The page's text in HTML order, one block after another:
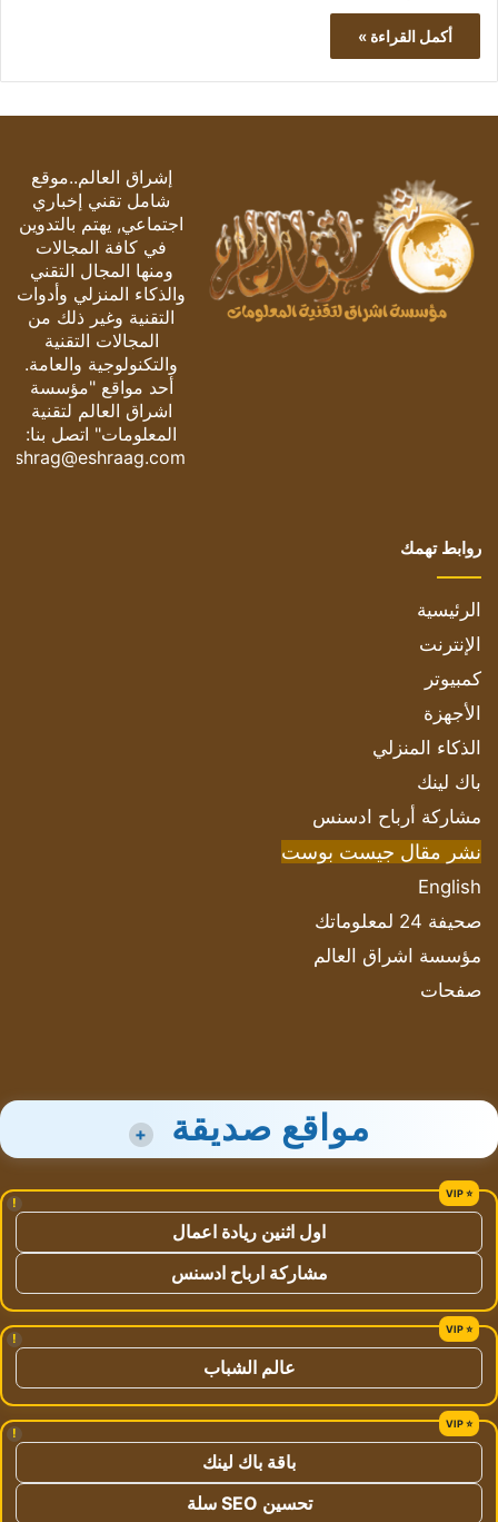
أكمل القراءة »
إشراق العالم..موقع
شامل تقني إخباري
اجتماعي, يهتم بالتدوين
في كافة المجالات
ومنها المجال التقني
والذكاء المنزلي وأدوات
التقنية وغير ذلك من
المجالات التقنية
والتكنولوجية والعامة.
أحد مواقع "مؤسسة
اشراق العالم لتقنية
المعلومات" اتصل بنا:
eshrag@eshraag.com
روابط تهمك
الرئيسية
الإنترنت
كمبيوتر
الأجهزة
الذكاء المنزلي
باك لينك
مشاركة أرباح ادسنس
نشر مقال جيست بوست
English
صحيفة 24 لمعلوماتك
مؤسسة اشراق العالم
صفحات
مواقع صديقة +
!
اول اثنين ريادة اعمال
مشاركة ارباح ادسنس
!
عالم الشباب
!
باقة باك لينك
تحسين SEO سلة